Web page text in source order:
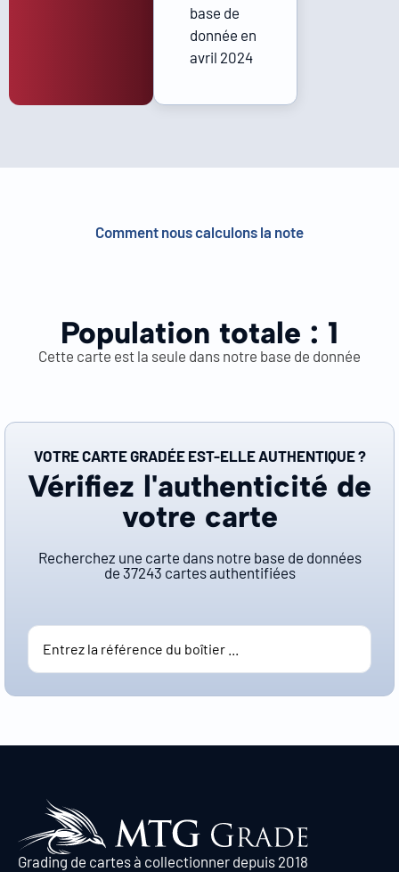
base de
donnée en
avril 2024
Comment nous calculons la note
Population totale : 1
Cette carte est la seule dans notre base de donnée
VOTRE CARTE GRADÉE EST-ELLE AUTHENTIQUE ?
Vérifiez l'authenticité de
votre carte
Recherchez une carte dans notre base de données
de 37243 cartes authentifiées
Grading de cartes à collectionner depuis 2018